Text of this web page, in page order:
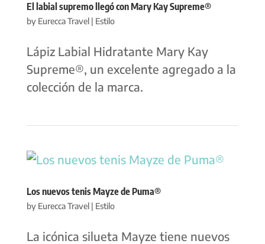
El labial supremo llegó con Mary Kay Supreme®
by Eurecca Travel| Estilo
Lápiz Labial Hidratante Mary Kay
Supreme®, un excelente agregado a la
colección de la marca.
Los nuevos tenis Mayze de Puma®
by Eurecca Travel| Estilo
La icónica silueta Mayze tiene nuevos